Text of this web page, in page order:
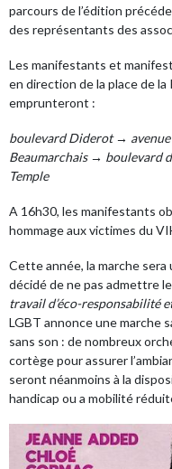
parcours de l’édition
des représentants des
Les manifestants et
en direction de la place de
emprunteront :
boulevard Diderot →
Beaumarchais → boulevard
Temple
A 16h30, les manifestants
hommage aux victimes du
Cette année, la marche
décidé de ne pas admettre
travail d’éco-responsabilité
LGBT annonce une marche
sans son : de nombreux
cortège pour assurer
seront néanmoins à la
handicap ou a mobilité